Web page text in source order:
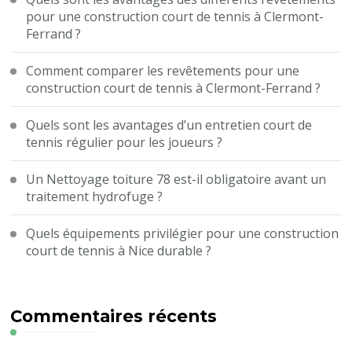
pour une construction court de tennis à Clermont-
Ferrand ?
Comment comparer les revêtements pour une
construction court de tennis à Clermont-Ferrand ?
Quels sont les avantages d’un entretien court de
tennis régulier pour les joueurs ?
Un Nettoyage toiture 78 est-il obligatoire avant un
traitement hydrofuge ?
Quels équipements privilégier pour une construction
court de tennis à Nice durable ?
Commentaires récents